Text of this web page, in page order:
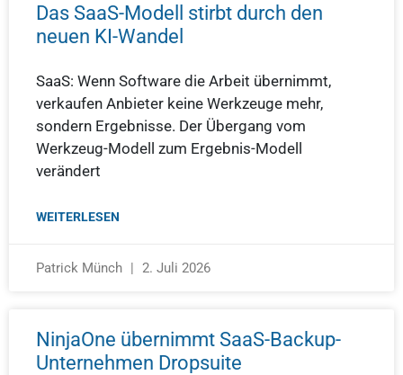
Das SaaS-Modell stirbt durch den
neuen KI-Wandel
SaaS: Wenn Software die Arbeit übernimmt,
verkaufen Anbieter keine Werkzeuge mehr,
sondern Ergebnisse. Der Übergang vom
Werkzeug-Modell zum Ergebnis-Modell
verändert
WEITERLESEN
Patrick Münch 2. Juli 2026
NinjaOne übernimmt SaaS-Backup-
Unternehmen Dropsuite